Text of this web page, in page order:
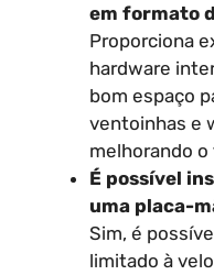
em formato
Proporciona
hardware
bom espaço
ventoinhas e
melhorando o
É possível
uma placa-
Sim, é
limitado à